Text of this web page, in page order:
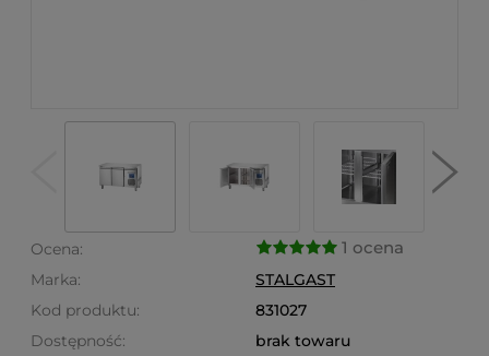
Ocena: 1 ocena
Marka:
STALGAST
Kod produktu:
831027
Dostępność:
brak towaru